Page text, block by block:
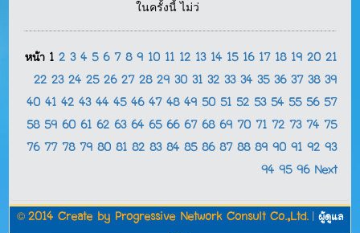
ในครั้งนี้ ไม่ว่
หน้า 1 2 3 4 5 6 7 8 9 10 11 12 13 14 15 16 17 18 19 20 21
22 23 24 25 26 27 28 29 30 31 32 33 34 35 36 37 38 39
40 41 42 43 44 45 46 47 48 49 50 51 52 53 54 55 56 57
58 59 60 61 62 63 64 65 66 67 68 69 70 71 72 73 74 75
76 77 78 79 80 81 82 83 84 85 86 87 88 89 90 91 92 93
94 95 96 Next
© 2014 Create by Progressive Network Consult Co.,Ltd. ผู้ดูแล